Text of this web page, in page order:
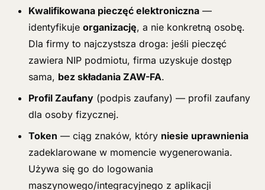
Kwalifikowana pieczęć elektroniczna —
identyfikuje organizację, a nie konkretną osobę.
Dla firmy to najczystsza droga: jeśli pieczęć
zawiera NIP podmiotu, firma uzyskuje dostęp
sama, bez składania ZAW-FA.
Profil Zaufany (podpis zaufany) — profil zaufany
dla osoby fizycznej.
Token — ciąg znaków, który niesie uprawnienia
zadeklarowane w momencie wygenerowania.
Używa się go do logowania
maszynowego/integracyjnego z aplikacji